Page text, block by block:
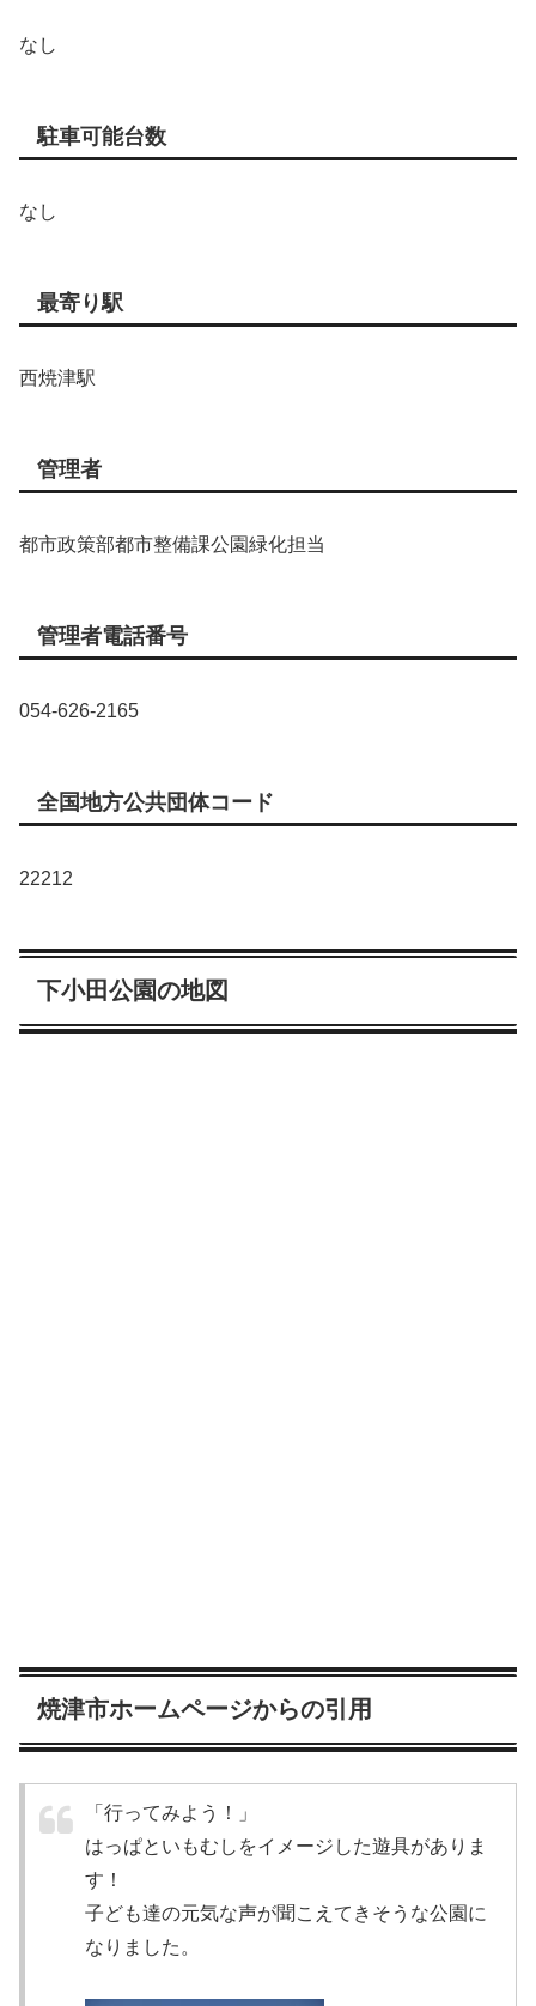
なし
駐車可能台数
なし
最寄り駅
西焼津駅
管理者
都市政策部都市整備課公園緑化担当
管理者電話番号
054-626-2165
全国地方公共団体コード
22212
下小田公園の地図
焼津市ホームページからの引用
「行ってみよう！」
はっぱといもむしをイメージした遊具がありま
す！
子ども達の元気な声が聞こえてきそうな公園に
なりました。